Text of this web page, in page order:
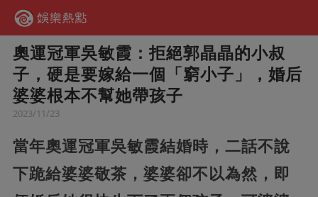
奧運冠軍吳敏霞：拒絕郭晶晶的小叔
子，硬是要嫁給一個「窮小子」，婚后
婆婆根本不幫她帶孩子
2023/11/23
當年奧運冠軍吳敏霞結婚時，二話不說
下跪給婆婆敬茶，婆婆卻不以為然，即